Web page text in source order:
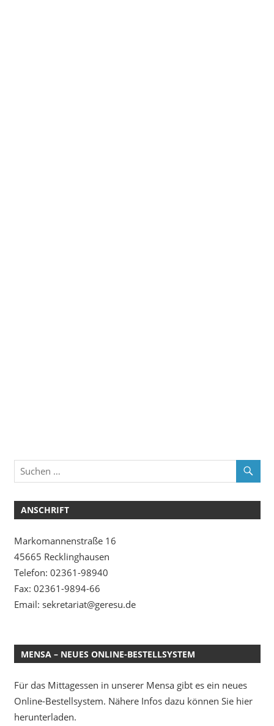
ANSCHRIFT
Markomannenstraße 16
45665 Recklinghausen
Telefon: 02361-98940
Fax: 02361-9894-66
Email: sekretariat@geresu.de
MENSA – NEUES ONLINE-BESTELLSYSTEM
Für das Mittagessen in unserer Mensa gibt es ein neues
Online-Bestellsystem. Nähere Infos dazu können Sie hier
herunterladen.